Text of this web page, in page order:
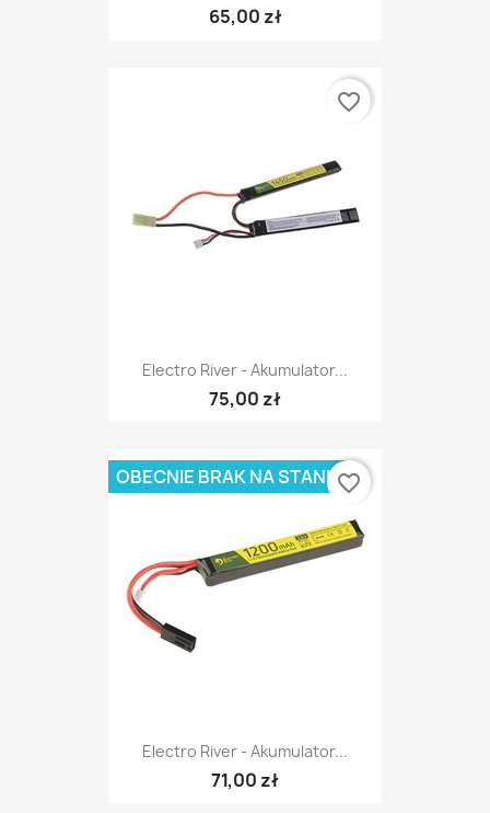
65,00 zł
Electro River - Akumulator...
75,00 zł
favorite_border
Electro River - Akumulator...
71,00 zł
OBECNIE BRAK NA STANIEfavorite_border